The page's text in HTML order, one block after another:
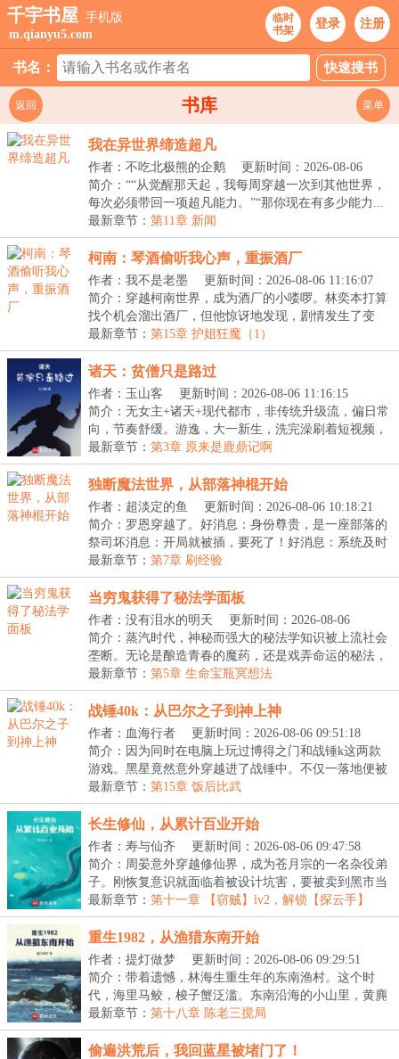
千宇书屋 手机版
m.qianyu5.com
临时
书架
登录 注册
书名：
书库
返回 菜单
我在异世界缔造超凡
作者：不吃北极熊的企鹅
更新时间：2026-08-06
11:54:43
简介：““从觉醒那天起，我每周穿越一次到其他世界，
每次必须带回一项超凡能力。”“那你现在有多少能力...
最新章节： 第11章 新闻
柯南：琴酒偷听我心声，重振酒厂
作者：我不是老墨
更新时间：2026-08-06 11:16:07
简介：穿越柯南世界，成为酒厂的小喽啰。林奕本打算
找个机会溜出酒厂，但他惊讶地发现，剧情发生了变
化！...
最新章节： 第15章 护姐狂魔（1）
诸天：贫僧只是路过
作者：玉山客
更新时间：2026-08-06 11:16:15
简介：无女主+诸天+现代都市，非传统升级流，偏日常
向，节奏舒缓。游逸，大一新生，洗完澡刷着短视频，
咔...
最新章节： 第3章 原来是鹿鼎记啊
独断魔法世界，从部落神棍开始
作者：超淡定的鱼
更新时间：2026-08-06 10:18:21
简介：罗恩穿越了。好消息：身份尊贵，是一座部落的
祭司坏消息：开局就被插，要死了！好消息：系统及时
出...
最新章节： 第7章 刷经验
当穷鬼获得了秘法学面板
作者：没有泪水的明天
更新时间：2026-08-06
10:12:02
简介：蒸汽时代，神秘而强大的秘法学知识被上流社会
垄断。无论是酿造青春的魔药，还是戏弄命运的秘法，
都...
最新章节： 第5章 生命宝瓶冥想法
战锤40k：从巴尔之子到神上神
作者：血海行者
更新时间：2026-08-06 09:51:18
简介：因为同时在电脑上玩过博得之门和战锤k这两款
游戏。黑星竟然意外穿越进了战锤中。不仅一落地便被
血...
最新章节： 第15章 饭后比武
长生修仙，从累计百业开始
作者：寿与仙齐
更新时间：2026-08-06 09:47:58
简介：周晏意外穿越修仙界，成为苍月宗的一名杂役弟
子。刚恢复意识就面临着被设计坑害，要被卖到黑市当
人...
最新章节： 第十一章 【窃贼】lv2，解锁【探云手】
重生1982，从渔猎东南开始
作者：提灯做梦
更新时间：2026-08-06 09:29:51
简介：带着遗憾，林海生重生年的东南渔村。这个时
代，海里马鲛，梭子蟹泛滥。东南沿海的小山里，黄麂
野猪...
最新章节： 第十八章 陈老三搅局
偷遍洪荒后，我回蓝星被堵门了！